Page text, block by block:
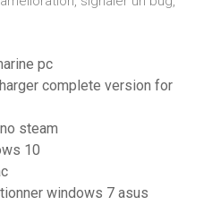
pc
complete version for
steam
10
windows 7 asus